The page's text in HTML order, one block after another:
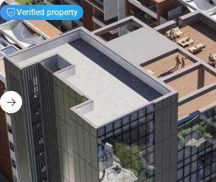
Verified property
€865 000